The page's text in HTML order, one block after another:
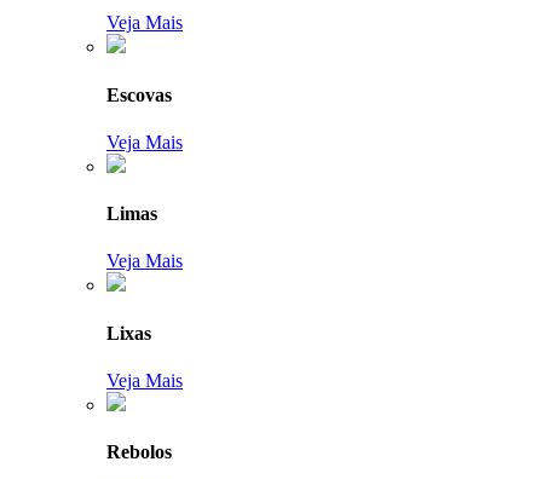
Veja Mais
Escovas
Veja Mais
Limas
Veja Mais
Lixas
Veja Mais
Rebolos